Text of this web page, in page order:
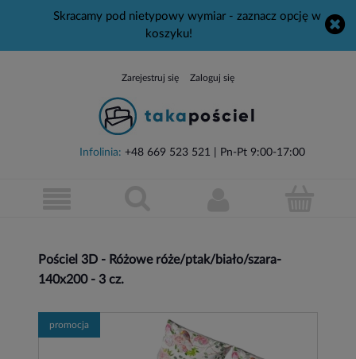
Skracamy pod nietypowy wymiar - zaznacz opcję w
koszyku!
Zarejestruj się Zaloguj się
Infolinia: +48 669 523 521 | Pn-Pt 9:00-17:00
Pościel 3D - Różowe róże/ptak/biało/szara-
140x200 - 3 cz.
promocja